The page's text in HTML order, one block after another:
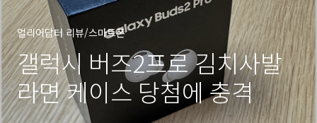
얼리어답터 리뷰/스마트폰
갤럭시 버즈2프로 김치사발
라면 케이스 당첨에 충격